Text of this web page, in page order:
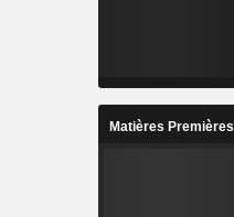
Matières Premières